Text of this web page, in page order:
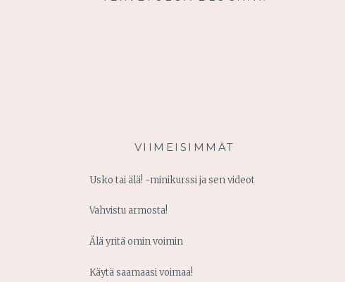
VIIMEISIMMÄT
Usko tai älä! -minikurssi ja sen videot
Vahvistu armosta!
Älä yritä omin voimin
Käytä saamaasi voimaa!